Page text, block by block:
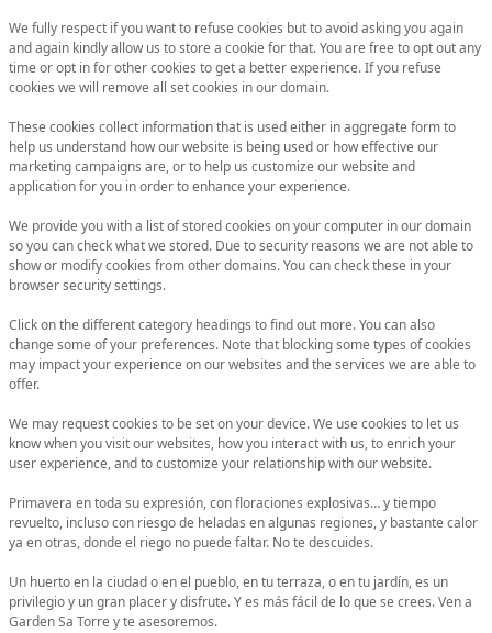
We fully respect if you want to refuse cookies but to avoid asking you again
and again kindly allow us to store a cookie for that. You are free to opt out any
time or opt in for other cookies to get a better experience. If you refuse
cookies we will remove all set cookies in our domain.
These cookies collect information that is used either in aggregate form to
help us understand how our website is being used or how effective our
marketing campaigns are, or to help us customize our website and
application for you in order to enhance your experience.
We provide you with a list of stored cookies on your computer in our domain
so you can check what we stored. Due to security reasons we are not able to
show or modify cookies from other domains. You can check these in your
browser security settings.
Click on the different category headings to find out more. You can also
change some of your preferences. Note that blocking some types of cookies
may impact your experience on our websites and the services we are able to
offer.
We may request cookies to be set on your device. We use cookies to let us
know when you visit our websites, how you interact with us, to enrich your
user experience, and to customize your relationship with our website.
Primavera en toda su expresión, con floraciones explosivas… y tiempo
revuelto, incluso con riesgo de heladas en algunas regiones, y bastante calor
ya en otras, donde el riego no puede faltar. No te descuides.
Un huerto en la ciudad o en el pueblo, en tu terraza, o en tu jardín, es un
privilegio y un gran placer y disfrute. Y es más fácil de lo que se crees. Ven a
Garden Sa Torre y te asesoremos.